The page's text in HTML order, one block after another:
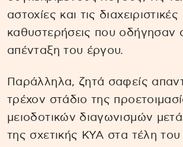
αστοχίες και τις διαχειριστικές
καθυστερήσεις που οδήγησαν
απένταξη του έργου.
Παράλληλα, ζητά σαφείς
τρέχον στάδιο της
μειοδοτικών διαγωνισμών
της σχετικής ΚΥΑ στα τέλη του